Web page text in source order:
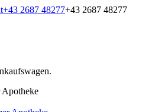
+43 2687 48277+43 2687 48277
Apotheke